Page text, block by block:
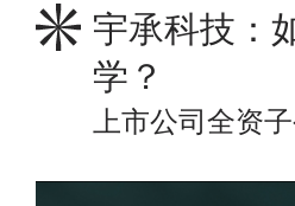
宇承科技：
学？
上市公司全资